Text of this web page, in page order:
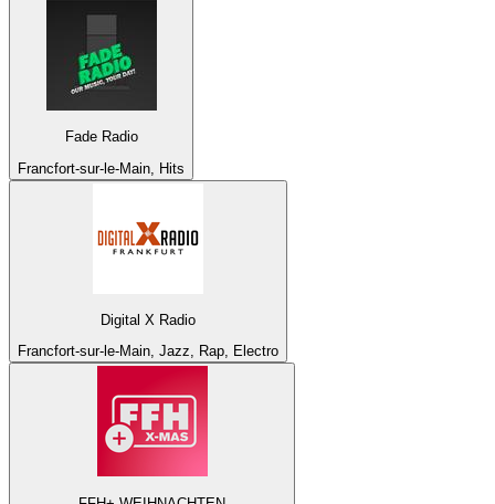
Fade Radio
Francfort-sur-le-Main, Hits
Digital X Radio
Francfort-sur-le-Main, Jazz, Rap, Electro